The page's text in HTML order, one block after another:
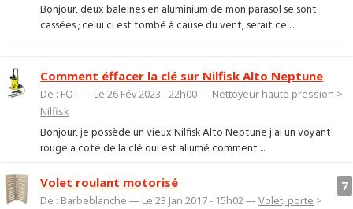
Bonjour, deux baleines en aluminium de mon parasol se sont
cassées ; celui ci est tombé à cause du vent, serait ce ...
Comment éffacer la clé sur Nilfisk Alto Neptune
De : FOT — Le 26 Fév 2023 - 22h00 — Nettoyeur haute pression >
Nilfisk
Bonjour, je possède un vieux Nilfisk Alto Neptune j'ai un voyant
rouge a coté de la clé qui est allumé comment ...
7
Volet roulant motorisé
De : Barbeblanche — Le 23 Jan 2017 - 15h02 —Volet, porte >